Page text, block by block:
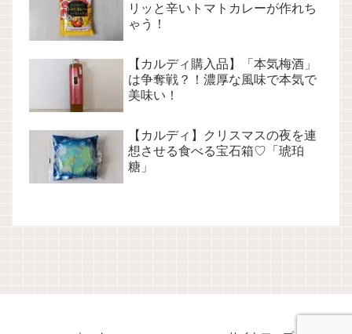
リッと辛いトマトカレーが作れち
ゃう！
【カルディ購入品】「本気梅酒」
は争奪戦？！濃厚な風味で本気で
美味い！
【カルディ】クリスマスの夜を連
想させる食べる宝石箱♡「琥珀
糖」